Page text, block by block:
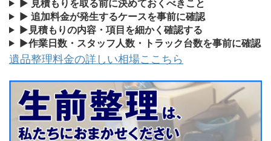
▶ 見積もりを取る前に決めておくべきこと
▶ 追加料金が発生するケースを事前に確認
▶ 見積もりの内容・項目を細かく確認する
▶作業日数・スタッフ人数・トラック台数を事前に確認
遺品整理料金の詳しい相場ここちら